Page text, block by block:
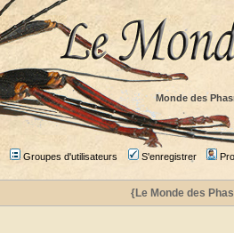
Monde des
Groupes d'utilisateurs S'enregistrer
{Le Monde des